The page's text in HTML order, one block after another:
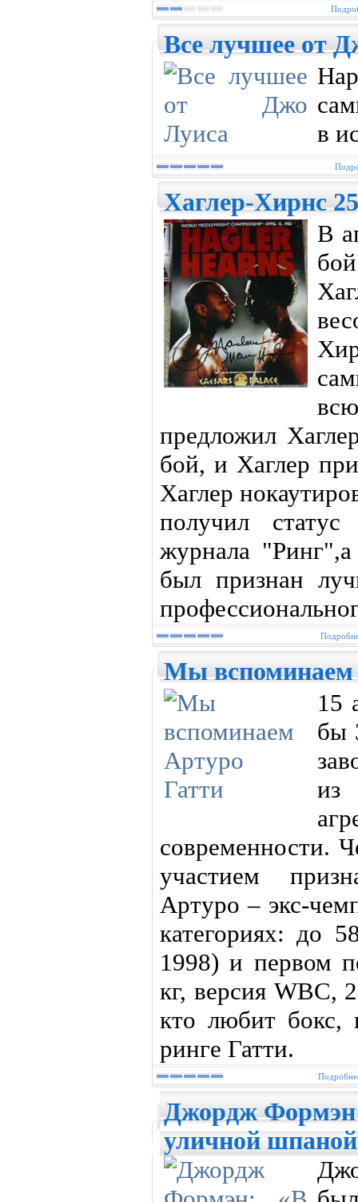
Все лучшее от
в
Хаглер-Хирнс
В
предложил
бой, и Хаглер
Хаглер
получил
журнала
был признан
Мы вспоминаем
15
бы
современности.
участием
Артуро – экс-
категориях: до
1998) и первом
кг, версия WBC,
кто любит бокс,
ринге Гатти.
Джордж
уличной